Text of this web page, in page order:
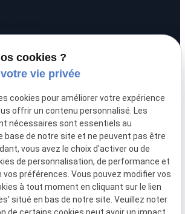
95300 PONTOISE
- 12:00 / 14:00 - 17:00
cookies ?
vie privée
cookies pour améliorer votre expérience
offrir un contenu personnalisé. Les
nécessaires sont essentiels au
base de notre site et ne peuvent pas être
vous avez le choix d'activer ou de
de personnalisation, de performance et
vos préférences. Vous pouvez modifier vos
à tout moment en cliquant sur le lien
situé en bas de notre site. Veuillez noter